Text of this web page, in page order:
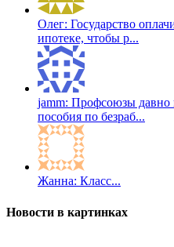
Олег: Государство
ипотеке, чтобы р...
jamm: Профсоюзы давно
пособия по безраб...
Жанна: Класс...
Новости в картинках